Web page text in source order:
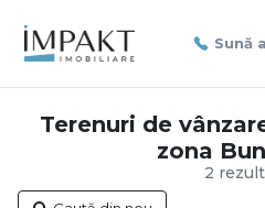
Sună
2
Terenuri de
zona